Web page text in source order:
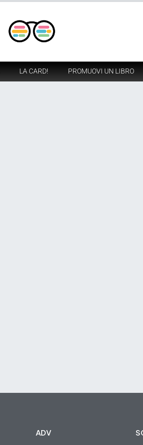
LA CARD! PROMUOVI UN LIBRO
ADV